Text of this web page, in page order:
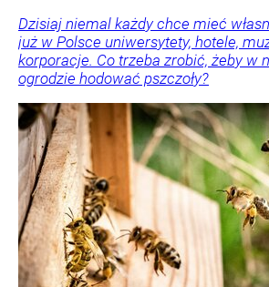
Dzisiaj niemal każdy chce mieć
już w Polsce uniwersytety, hotele,
korporacje. Co trzeba zrobić, żeby w
ogrodzie hodować pszczoły?